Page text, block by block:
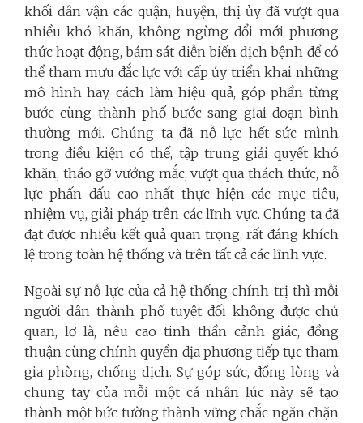
khối dân vận các quận, huyện, thị ủy đã vượt qua
nhiều khó khăn, không ngừng đổi mới phương
thức hoạt động, bám sát diễn biến dịch bệnh để có
thể tham mưu đắc lực với cấp ủy triển khai những
mô hình hay, cách làm hiệu quả, góp phần từng
bước cùng thành phố bước sang giai đoạn bình
thường mới. Chúng ta đã nỗ lực hết sức mình
trong điều kiện có thể, tập trung giải quyết khó
khăn, tháo gỡ vướng mắc, vượt qua thách thức, nỗ
lực phấn đấu cao nhất thực hiện các mục tiêu,
nhiệm vụ, giải pháp trên các lĩnh vực. Chúng ta đã
đạt được nhiều kết quả quan trọng, rất đáng khích
lệ trong toàn hệ thống và trên tất cả các lĩnh vực.
Ngoài sự nỗ lực của cả hệ thống chính trị thì mỗi
người dân thành phố tuyệt đối không được chủ
quan, lơ là, nêu cao tinh thần cảnh giác, đồng
thuận cùng chính quyền địa phương tiếp tục tham
gia phòng, chống dịch. Sự góp sức, đồng lòng và
chung tay của mỗi một cá nhân lúc này sẽ tạo
thành một bức tường thành vững chắc ngăn chặn